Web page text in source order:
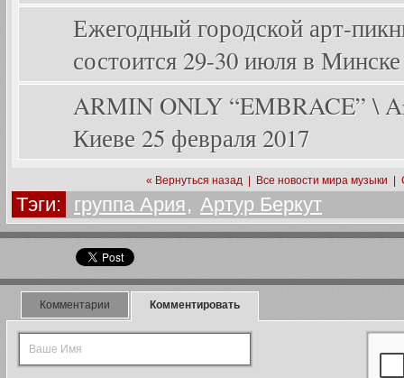
Ежегодный городской арт-
состоится 29-30 июля в Минске
ARMIN ONLY “EMBRACE” \
Киеве 25 февраля 2017
« Вернуться назад Все новости мира музыки
Тэги: группа Ария, Артур Беркут
Комментарии Комментировать